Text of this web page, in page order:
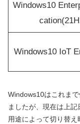
Windows10
Windows10 IoT
Windows10はこれま
ましたが、現在は上
用途によって切り替